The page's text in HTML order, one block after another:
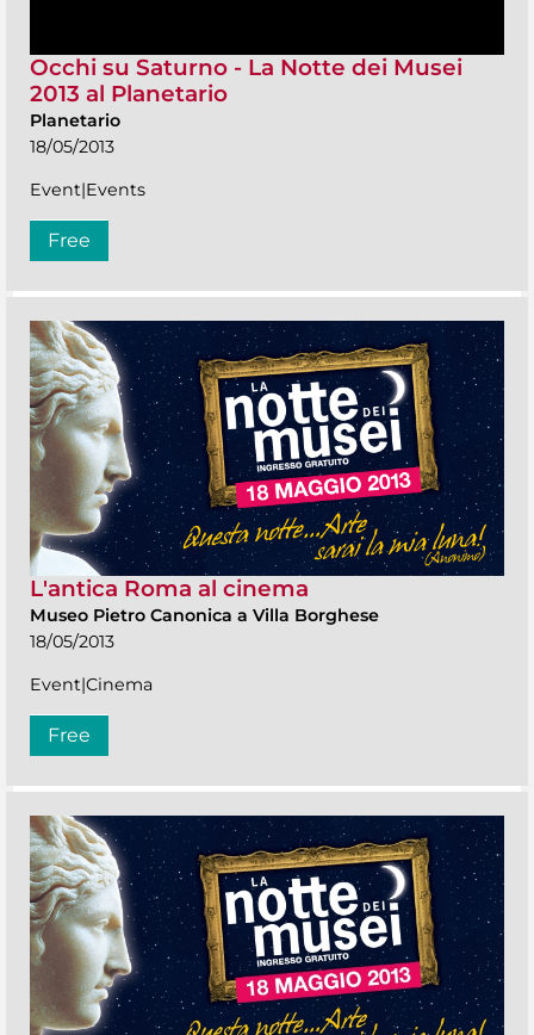
Occhi su Saturno - La Notte dei Musei
2013 al Planetario
Planetario
18/05/2013
Event|Events
Free
L'antica Roma al cinema
Museo Pietro Canonica a Villa Borghese
18/05/2013
Event|Cinema
Free